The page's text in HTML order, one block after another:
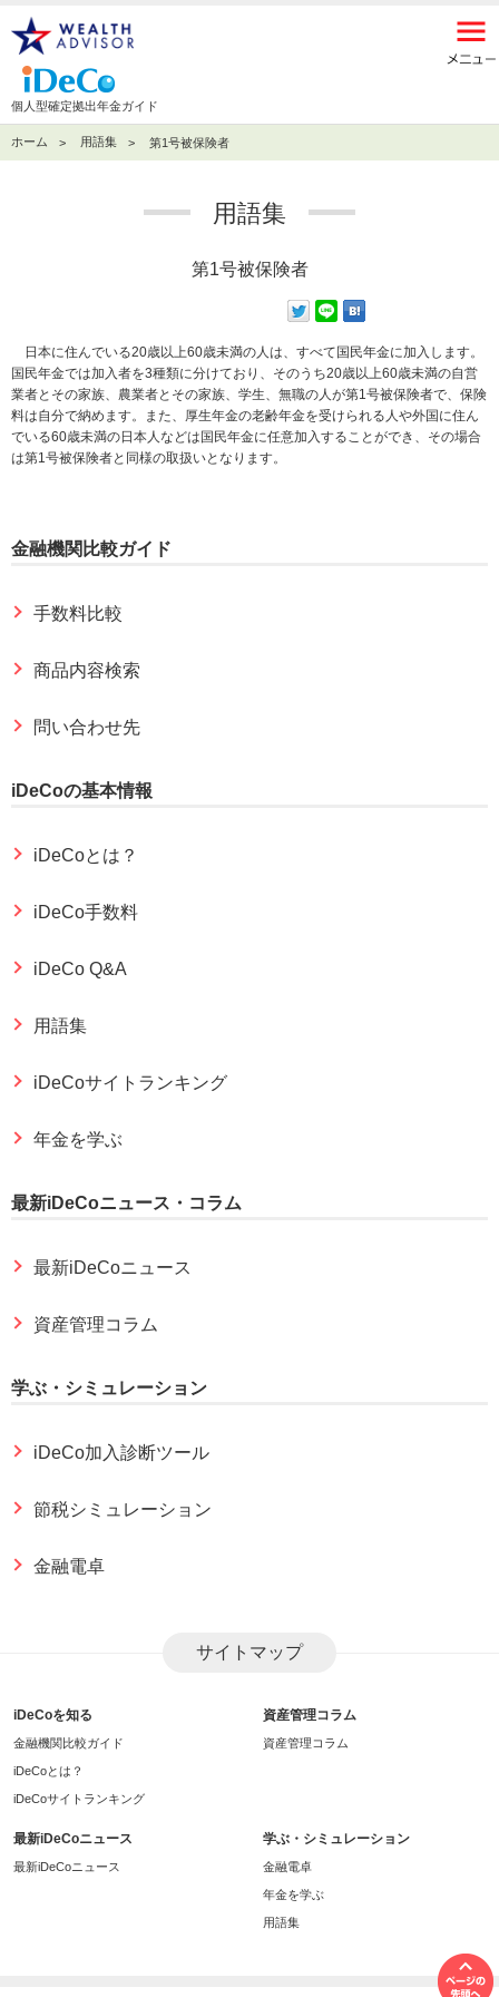
個人型確定拠出年金ガイド
ホーム 用語集 第1号被保険者
用語集
第1号被保険者
日本に住んでいる20歳以上60歳未満の人は、すべて国民年金に加入します。
国民年金では加入者を3種類に分けており、そのうち20歳以上60歳未満の自営
業者とその家族、農業者とその家族、学生、無職の人が第1号被保険者で、保険
料は自分で納めます。また、厚生年金の老齢年金を受けられる人や外国に住ん
でいる60歳未満の日本人などは国民年金に任意加入することができ、その場合
は第1号被保険者と同様の取扱いとなります。
金融機関比較ガイド
手数料比較
商品内容検索
問い合わせ先
iDeCoの基本情報
iDeCoとは？
iDeCo手数料
iDeCo Q&A
用語集
iDeCoサイトランキング
年金を学ぶ
最新iDeCoニュース・コラム
最新iDeCoニュース
資産管理コラム
学ぶ・シミュレーション
iDeCo加入診断ツール
節税シミュレーション
金融電卓
サイトマップ
iDeCoを知る
金融機関比較ガイド
iDeCoとは？
iDeCoサイトランキング
資産管理コラム
資産管理コラム
最新iDeCoニュース
最新iDeCoニュース
学ぶ・シミュレーション
金融電卓
年金を学ぶ
用語集